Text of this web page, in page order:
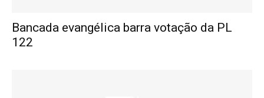
Bancada evangélica barra votação da PL
122